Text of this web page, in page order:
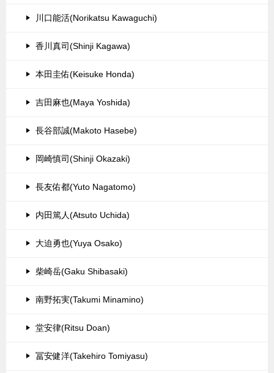
川口能活(Norikatsu Kawaguchi)
香川真司(Shinji Kagawa)
本田圭佑(Keisuke Honda)
吉田麻也(Maya Yoshida)
長谷部誠(Makoto Hasebe)
岡崎慎司(Shinji Okazaki)
長友佑都(Yuto Nagatomo)
内田篤人(Atsuto Uchida)
大迫勇也(Yuya Osako)
柴崎岳(Gaku Shibasaki)
南野拓実(Takumi Minamino)
堂安律(Ritsu Doan)
冨安健洋(Takehiro Tomiyasu)